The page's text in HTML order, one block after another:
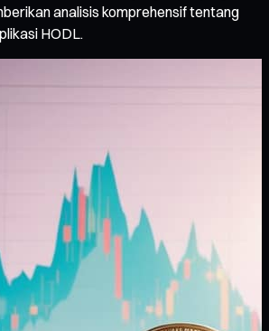
analisis komprehensif tentang
HODL.